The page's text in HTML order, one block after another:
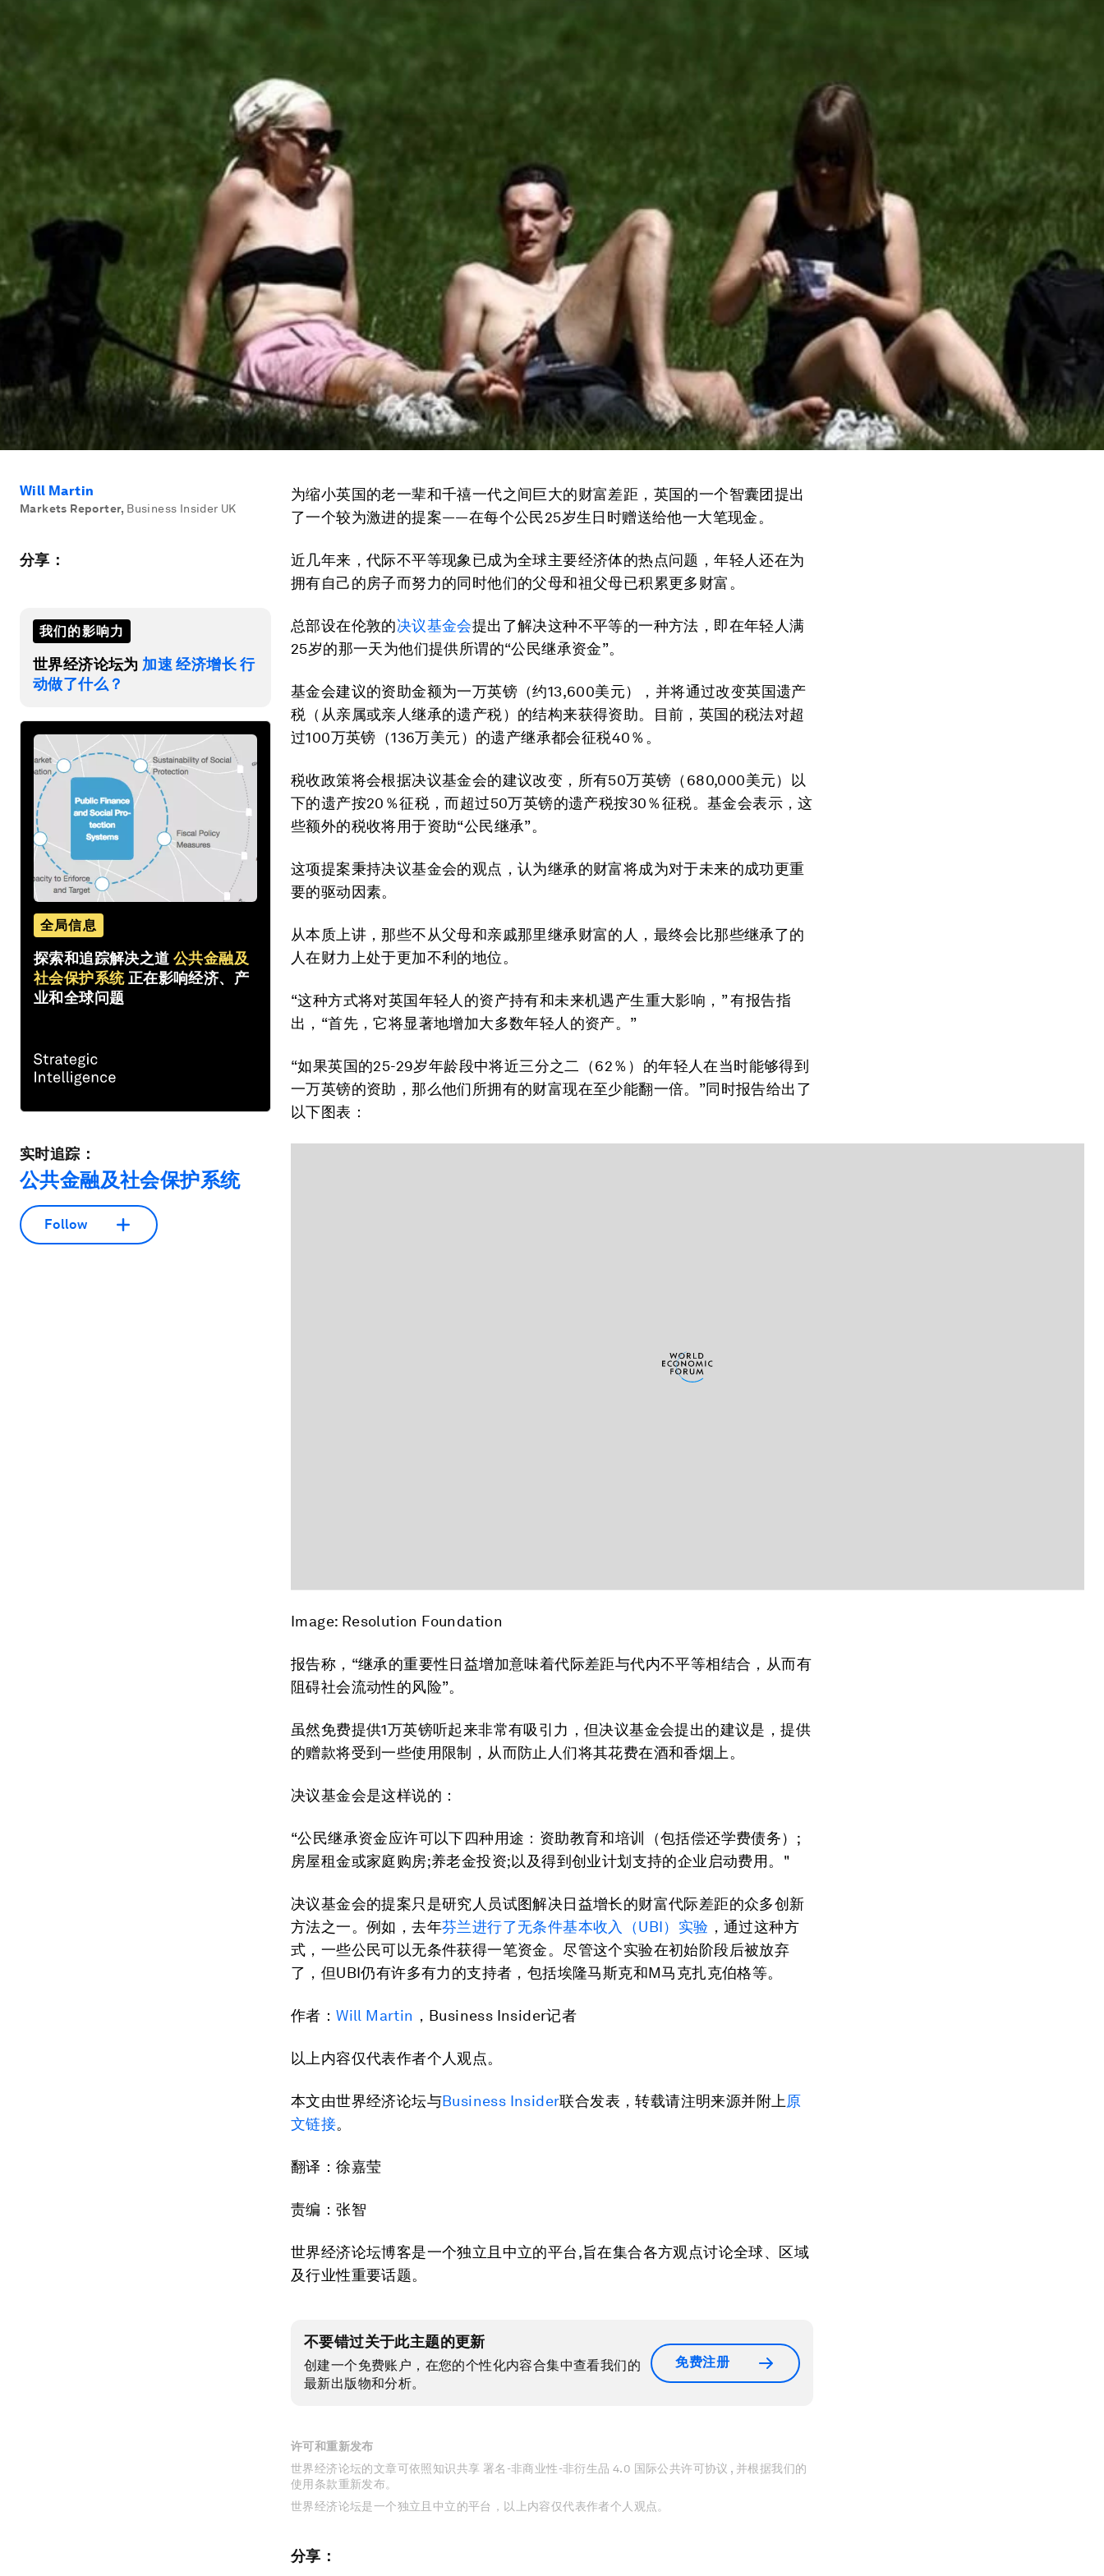
Will Martin
Markets Reporter, Business Insider UK
分享：
我们的影响力
世界经济论坛为 加速 经济增长 行
动做了什么？
全局信息
探索和追踪解决之道 公共金融及
社会保护系统 正在影响经济、产
业和全球问题
实时追踪：
公共金融及社会保护系统
Follow
为缩小英国的老一辈和千禧一代之间巨大的财富差距，英国的一个智囊团提出
了一个较为激进的提案——在每个公民25岁生日时赠送给他一大笔现金。
近几年来，代际不平等现象已成为全球主要经济体的热点问题，年轻人还在为
拥有自己的房子而努力的同时他们的父母和祖父母已积累更多财富。
总部设在伦敦的决议基金会提出了解决这种不平等的一种方法，即在年轻人满
25岁的那一天为他们提供所谓的“公民继承资金”。
基金会建议的资助金额为一万英镑（约13,600美元），并将通过改变英国遗产
税（从亲属或亲人继承的遗产税）的结构来获得资助。目前，英国的税法对超
过100万英镑（136万美元）的遗产继承都会征税40％。
税收政策将会根据决议基金会的建议改变，所有50万英镑（680,000美元）以
下的遗产按20％征税，而超过50万英镑的遗产税按30％征税。基金会表示，这
些额外的税收将用于资助“公民继承”。
这项提案秉持决议基金会的观点，认为继承的财富将成为对于未来的成功更重
要的驱动因素。
从本质上讲，那些不从父母和亲戚那里继承财富的人，最终会比那些继承了的
人在财力上处于更加不利的地位。
“这种方式将对英国年轻人的资产持有和未来机遇产生重大影响，” 有报告指
出，“首先，它将显著地增加大多数年轻人的资产。”
“如果英国的25-29岁年龄段中将近三分之二（62％）的年轻人在当时能够得到
一万英镑的资助，那么他们所拥有的财富现在至少能翻一倍。”同时报告给出了
以下图表：
Image: Resolution Foundation
报告称，“继承的重要性日益增加意味着代际差距与代内不平等相结合，从而有
阻碍社会流动性的风险”。
虽然免费提供1万英镑听起来非常有吸引力，但决议基金会提出的建议是，提供
的赠款将受到一些使用限制，从而防止人们将其花费在酒和香烟上。
决议基金会是这样说的：
“公民继承资金应许可以下四种用途：资助教育和培训（包括偿还学费债务）;
房屋租金或家庭购房;养老金投资;以及得到创业计划支持的企业启动费用。"
决议基金会的提案只是研究人员试图解决日益增长的财富代际差距的众多创新
方法之一。例如，去年芬兰进行了无条件基本收入（UBI）实验 ，通过这种方
式，一些公民可以无条件获得一笔资金。尽管这个实验在初始阶段后被放弃
了，但UBI仍有许多有力的支持者，包括埃隆马斯克和M马克扎克伯格等。
作者：Will Martin ，Business Insider记者
以上内容仅代表作者个人观点。
本文由世界经济论坛与Business Insider联合发表，转载请注明来源并附上原
文链接。
翻译：徐嘉莹
责编：张智
世界经济论坛博客是一个独立且中立的平台,旨在集合各方观点讨论全球、区域
及行业性重要话题。
不要错过关于此主题的更新
创建一个免费账户，在您的个性化内容合集中查看我们的
最新出版物和分析。
免费注册
许可和重新发布
世界经济论坛的文章可依照知识共享 署名-非商业性-非衍生品 4.0 国际公共许可协议 , 并根据我们的
使用条款重新发布。
世界经济论坛是一个独立且中立的平台，以上内容仅代表作者个人观点。
分享：